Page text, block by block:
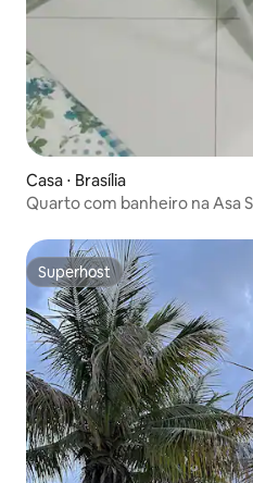
Casa ⋅ Brasília
Quarto com banheiro na Asa
Superhost
Superhost